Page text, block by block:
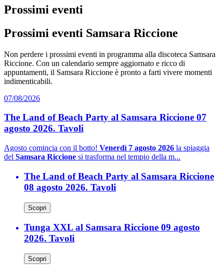
Prossimi eventi
Prossimi eventi Samsara Riccione
Non perdere i prossimi eventi in programma alla discoteca Samsara
Riccione. Con un calendario sempre aggiornato e ricco di
appuntamenti, il Samsara Riccione è pronto a farti vivere momenti
indimenticabili.
07/08/2026
The Land of Beach Party al Samsara Riccione 07
agosto 2026. Tavoli
Agosto comincia con il botto! Venerdì 7 agosto 2026 la spiaggia
del Samsara Riccione si trasforma nel tempio della m...
The Land of Beach Party al Samsara Riccione
08 agosto 2026. Tavoli
Scopri
Tunga XXL al Samsara Riccione 09 agosto
2026. Tavoli
Scopri